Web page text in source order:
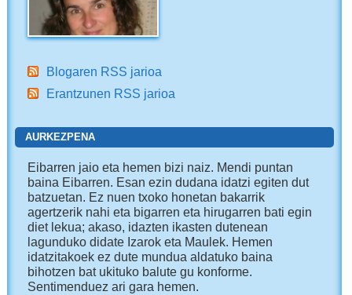
Blogaren RSS jarioa
Erantzunen RSS jarioa
AURKEZPENA
Eibarren jaio eta hemen bizi naiz. Mendi puntan
baina Eibarren. Esan ezin dudana idatzi egiten dut
batzuetan. Ez nuen txoko honetan bakarrik
agertzerik nahi eta bigarren eta hirugarren bati egin
diet lekua; akaso, idazten ikasten dutenean
lagunduko didate Izarok eta Maulek. Hemen
idatzitakoek ez dute mundua aldatuko baina
bihotzen bat ukituko balute gu konforme.
Sentimenduez ari gara hemen.